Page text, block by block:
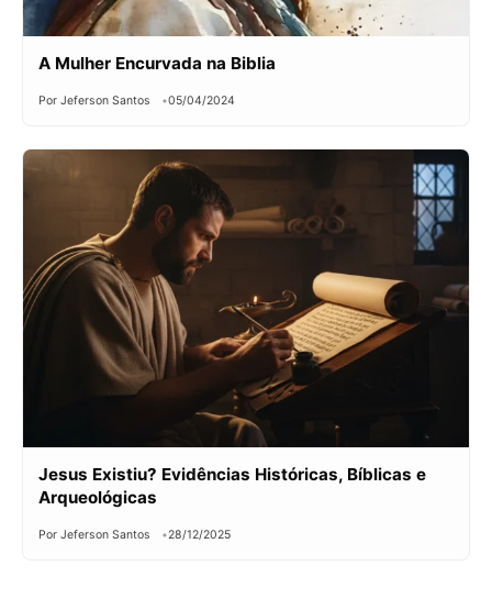
A Mulher Encurvada na Biblia
Por Jeferson Santos 05/04/2024
Jesus Existiu? Evidências Históricas, Bíblicas e
Arqueológicas
Por Jeferson Santos 28/12/2025